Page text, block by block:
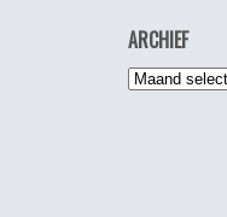
ARCHIEF
Archief